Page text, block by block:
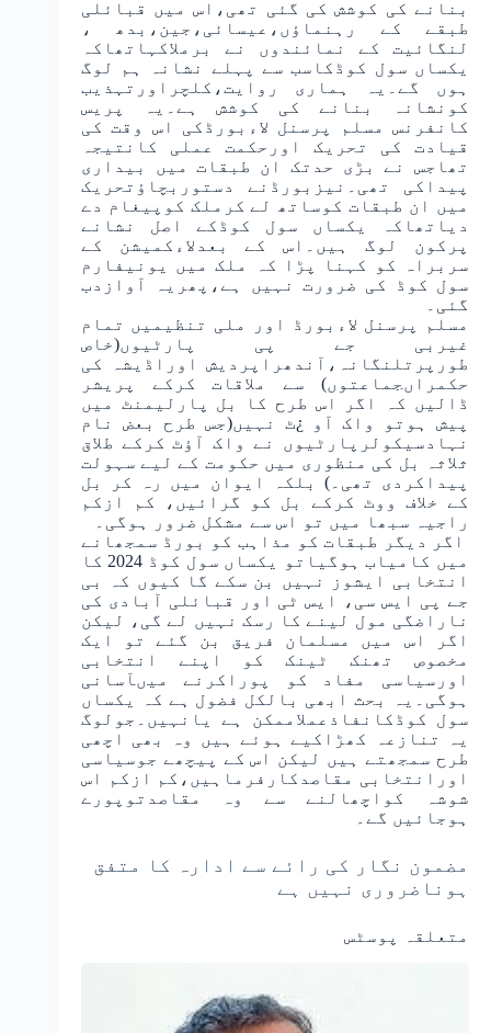
بنانے کی کوشش کی گئی تھی،اس میں قبائلی
طبقے کے رہنماﺅں،عیسائی،جین،بدھ ،
لنگائیت کے نمائندوں نے برملاکہاتھاکہ
یکساں سول کوڈکاسب سے پہلے نشانہ ہم لوگ
ہوں گے۔یہ ہماری روایت،کلچراورتہذیب
کونشانہ بنانے کی کوشش ہے۔یہ پریس
کانفرنس مسلم پرسنل لاءبورڈکی اس وقت کی
قیادت کی تحریک اورحکمت عملی کانتیجہ
تھاجس نے بڑی حدتک ان طبقات میں بیداری
پیداکی تھی۔نیزبورڈنے دستوربچاﺅتحریک
میں ان طبقات کوساتھ لے کرملک کوپیغام دے
دیاتھاکہ یکساں سول کوڈکے اصل نشانے
پرکون لوگ ہیں۔اس کے بعدلاءکمیشن کے
سربراہ کو کہنا پڑا کہ ملک میں یونیفارم
سول کوڈ کی ضرورت نہیں ہے،پھریہ آوازدب
گئی۔
مسلم پرسنل لاءبورڈ اور ملی تنظیمیں تمام
غیربی جے پی پارٹیوں(خاص
طورپرتلنگانہ،آندھراپردیش اوراڈیشہ کی
حکمراںجماعتوں) سے ملاقات کرکے پریشر
ڈالیں کہ اگر اس طرح کا بل پارلیمنٹ میں
پیش ہوتو واک آو ¿ٹ نہیں(جس طرح بعض نام
نہادسیکولرپارٹیوں نے واک آﺅٹ کرکے طلاق
ثلاثہ بل کی منظوری میں حکومت کے لیے سہولت
پیداکردی تھی۔) بلکہ ایوان میں رہ کر بل
کے خلاف ووٹ کرکے بل کو گرائیں، کم ازکم
راجیہ سبھا میں تو اس سے مشکل ضرور ہوگی۔
اگر دیگر طبقات کو مذاہب کو بورڈ سمجھانے
میں کامیاب ہوگیاتو یکساں سول کوڈ 2024 کا
انتخابی ایشوز نہیں بن سکے گا کیوں کہ بی
جے پی ایس سی، ایس ٹی اور قبائلی آبادی کی
ناراضگی مول لینے کا رسک نہیں لے گی، لیکن
اگر اس میں مسلمان فریق بن گئے تو ایک
مخصوص تھنک ٹینک کو اپنے انتخابی
اورسیاسی مفاد کو پوراکرنے میںآسانی
ہوگی۔یہ بحث ابھی بالکل فضول ہے کہ یکساں
سول کوڈکانفاذعملاممکن ہے یانہیں۔جولوگ
یہ تنازعہ کھڑاکیے ہوئے ہیں وہ بھی اچھی
طرح سمجھتے ہیں لیکن اس کے پیچھے جوسیاسی
اورانتخابی مقاصدکارفرماہیں،کم ازکم اس
شوشہ کواچھالنے سے وہ مقاصدتوپورے
ہوجائیں گے۔
مضمون نگار کی رائے سے ادارہ کا متفق
ہوناضروری نہیں ہے
متعلقہ پوسٹس